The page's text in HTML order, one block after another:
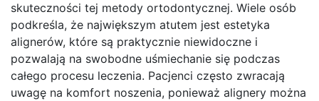
skuteczności tej metody ortodontycznej. Wiele osób
podkreśla, że największym atutem jest estetyka
alignerów, które są praktycznie niewidoczne i
pozwalają na swobodne uśmiechanie się podczas
całego procesu leczenia. Pacjenci często zwracają
uwagę na komfort noszenia, ponieważ alignery można